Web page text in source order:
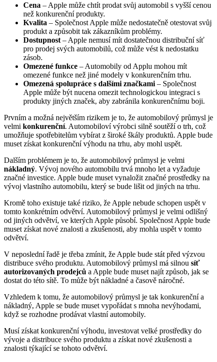
Cena – Apple může chtít prodat svůj automobil s vyšší cenou
než konkurenční produkty.
Kvalita – Společnost Apple může nedostatečně otestovat svůj
produkt a způsobit tak zákazníkům problémy.
Dostupnost – Apple nemusí mít dostatečnou distribuční síť
pro prodej svých automobilů, což může vést k nedostatku
zásob.
Omezené funkce – Automobily od Applu mohou mít
omezené funkce než jiné modely v konkurenčním trhu.
Omezená spolupráce s dalšími značkami – Společnost
Apple může být nucena omezit technologickou integraci s
produkty jiných značek, aby zabránila konkurenčnímu boji.
Prvním a možná největším rizikem je to, že automobilový průmysl je
velmi konkurenční. Automobiloví výrobci silně soutěží o trh, což
umožňuje spotřebitelům vybírat z široké škály produktů. Apple bude
muset získat konkurenční výhodu na trhu, aby mohl uspět.
Dalším problémem je to, že automobilový průmysl je velmi
nákladný. Vývoj nového automobilu trvá mnoho let a vyžaduje
značné investice. Apple bude muset vynaložit značné prostředky na
vývoj vlastního automobilu, který se bude lišit od jiných na trhu.
Kromě toho existuje také riziko, že Apple nebude schopen uspět v
tomto konkrétním odvětví. Automobilový průmysl je velmi odlišný
od jiných odvětví, ve kterých Apple působí. Společnost Apple bude
muset získat nové znalosti a zkušenosti, aby mohla uspět v tomto
odvětví.
V neposlední řadě je třeba zmínit, že Apple bude stát před výzvou
distribuce svého produktu. Automobilový průmysl má silnou síť
autorizovaných prodejců a Apple bude muset najít způsob, jak se
dostat do této sítě. To může být nákladné a časově náročné.
Vzhledem k tomu, že automobilový průmysl je tak konkurenční a
nákladný, Apple se bude muset vypořádat s mnoha nevýhodami,
když se rozhodne prodávat vlastní automobily.
Musí získat konkurenční výhodu, investovat velké prostředky do
vývoje a distribuce svého produktu a získat nové zkušenosti a
znalosti týkající se tohoto odvětví.